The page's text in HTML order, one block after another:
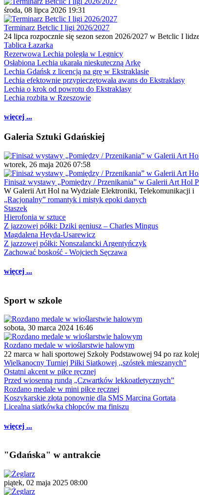
środa, 08 lipca 2026 19:31
Terminarz Betclic I ligi 2026/2027
24 lipca rozpocznie się sezon sezon 2026/2027 w Betclic I
Tablica Łazarka
Rezerwowa Lechia poległa w Legnicy
Osłabiona Lechia ukarała nieskuteczną Arkę
Lechia Gdańsk z licencją na grę w Ekstraklasie
Lechia efektownie przypieczętowała awans do Ekstraklasy
Lechia o krok od powrotu do Ekstraklasy
Lechia rozbita w Rzeszowie
więcej ...
Galeria Sztuki Gdańskiej
wtorek, 26 maja 2026 07:58
Finisaż wystawy „Pomiędzy / Przenikania” w Galerii Art Hol
W Galerii Art Hol na Wydziale Elektroniki, Telekomunikacji i
„Racjonalny” romantyk i mistyk epoki danych
Staszek
Hierofonia w sztuce
Z jazzowej półki: Dziki geniusz – Charles Mingus
Magdalena Heyda-Usarewicz
Z jazzowej półki: Nonszalancki Argentyńczyk
Zachować boskość - Wojciech Sęczawa
więcej ...
Sport w szkole
sobota, 30 marca 2024 16:46
Rozdano medale w wioślarstwie halowym
22 marca w hali sportowej Szkoły Podstawowej 94 po raz
Wielkanocny Turniej Piłki Siatkowej ,,szóstek mieszanych”
Ostatni akcent w piłce ręcznej
Przed wiosenną rundą „Czwartków lekkoatletycznych”
Rozdano medale w mini piłce ręcznej
Koszykarskie złota ponownie dla SMS Marcina Gortata
Licealna siatkówka chłopców ma finiszu
więcej ...
"Gdańska" w antrakcie
piątek, 02 maja 2025 08:00